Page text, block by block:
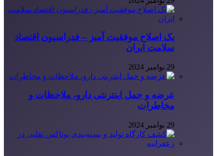
یک اصلاح موفقیت آمیز – فدراسیون اقتصاد
سلامت ایران
29 نوامبر 2024
عرضه و حمل اینترنتی دارو، ملاحظات و
مخاطرات
29 نوامبر 2024